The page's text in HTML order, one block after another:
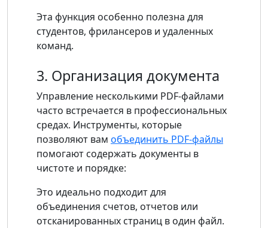
Эта функция особенно полезна для
студентов, фрилансеров и удаленных
команд.
3. Организация документа
Управление несколькими PDF-файлами
часто встречается в профессиональных
средах. Инструменты, которые
позволяют вам объединить PDF-файлы
помогают содержать документы в
чистоте и порядке:
Это идеально подходит для
объединения счетов, отчетов или
отсканированных страниц в один файл.